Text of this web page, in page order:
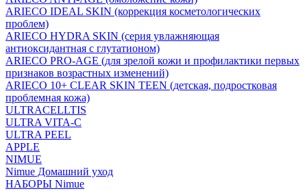
ARIECO IDEAL SKIN (коррекция косметологических
проблем)
ARIECO HYDRA SKIN (серия увлажняющая
антиоксидантная с глутатионом)
ARIECO PRO-AGE (для зрелой кожи и профилактики первых
признаков возрастных изменений)
ARIECO 10+ CLEAR SKIN TEEN (детская, подростковая
проблемная кожа)
ULTRACELLTIS
ULTRA VITA-C
ULTRA PEEL
APPLE
NIMUE
Nimue Домашний уход
НАБОРЫ Nimue